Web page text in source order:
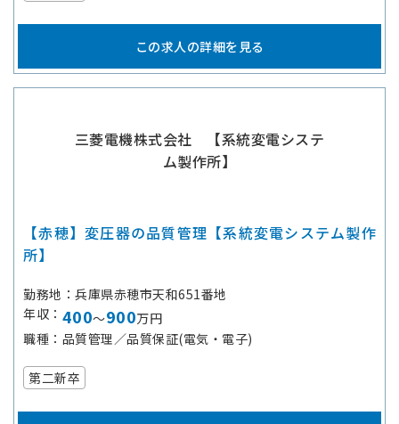
この求人の詳細を見る
三菱電機株式会社 【系統変電システ
ム製作所】
【赤穂】変圧器の品質管理【系統変電システム製作
所】
勤務地
兵庫県赤穂市天和651番地
年収
400～900万円
職種
品質管理／品質保証(電気・電子)
第二新卒